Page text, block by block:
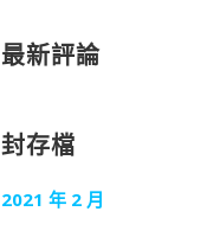
最新評論
封存檔
2021 年 2 月